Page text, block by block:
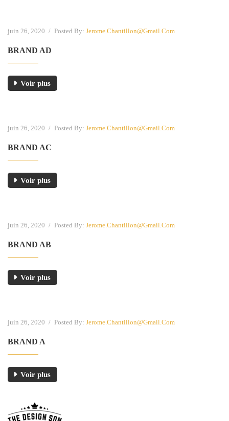
juin 26, 2020 / Posted By: Jerome.chantillon@gmail.com
BRAND AD
Voir plus
juin 26, 2020 / Posted By: Jerome.chantillon@gmail.com
BRAND AC
Voir plus
juin 26, 2020 / Posted By: Jerome.chantillon@gmail.com
BRAND AB
Voir plus
juin 26, 2020 / Posted By: Jerome.chantillon@gmail.com
BRAND A
Voir plus